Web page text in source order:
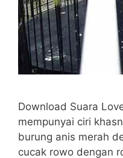
Download Suara
mempunyai ciri
burung anis merah
cucak rowo dengan